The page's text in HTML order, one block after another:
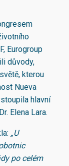
Eurogroup
důvody,
kterou
Nueva
hlavní
Elena Lara.
„U
po celém